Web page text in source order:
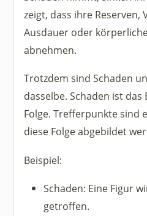
zeigt, dass ihre Reserven,
Ausdauer oder
abnehmen.
Trotzdem sind Schaden
dasselbe. Schaden ist
Folge. Trefferpunkte sind
diese Folge abgebildet
Beispiel:
Schaden: Eine Figur
getroffen.